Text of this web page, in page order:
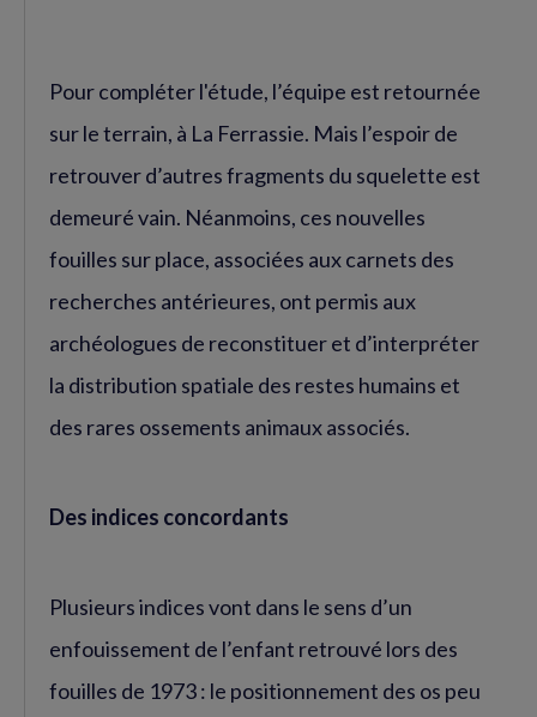
Pour compléter l'étude, l’équipe est retournée
sur le terrain, à La Ferrassie. Mais l’espoir de
retrouver d’autres fragments du squelette est
demeuré vain. Néanmoins, ces nouvelles
fouilles sur place, associées aux carnets des
recherches antérieures, ont permis aux
archéologues de reconstituer et d’interpréter
la distribution spatiale des restes humains et
des rares ossements animaux associés.
Des indices concordants
Plusieurs indices vont dans le sens d’un
enfouissement de l’enfant retrouvé lors des
fouilles de 1973 : le positionnement des os peu